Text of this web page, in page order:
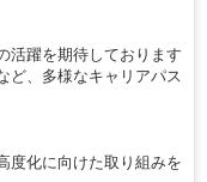
活躍を期待しております
ど、多様なキャリアパス
度化に向けた取り組みを